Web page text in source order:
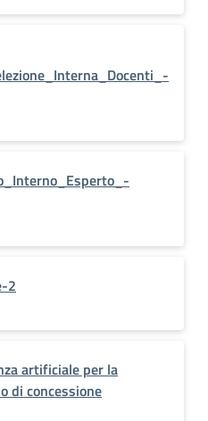
2
artificiale per la
di concessione